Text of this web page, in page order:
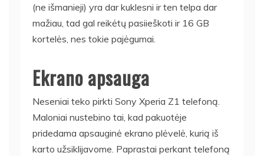
(ne išmanieji) yra dar kuklesni ir ten telpa dar
mažiau, tad gal reikėtų pasiieškoti ir 16 GB
kortelės, nes tokie pajėgumai.
Ekrano apsauga
Neseniai teko pirkti Sony Xperia Z1 telefoną.
Maloniai nustebino tai, kad pakuotėje
pridedama apsauginė ekrano plėvelė, kurią iš
karto užsiklijavome. Paprastai perkant telefoną